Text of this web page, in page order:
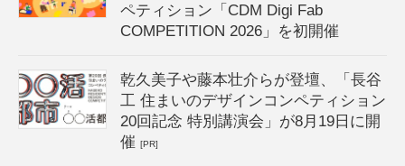
ペティション「CDM Digi Fab
COMPETITION 2026」を初開催
乾久美子や藤本壮介らが登壇、「長谷
工 住まいのデザインコンペティション
20回記念 特別講演会」が8月19日に開
催[PR]